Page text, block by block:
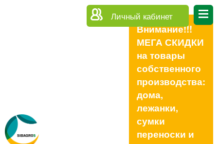
Личный кабинет
Внимание!!!
МЕГА СКИДКИ
на товары
собственного
производства:
дома,
лежанки,
сумки
переноски и